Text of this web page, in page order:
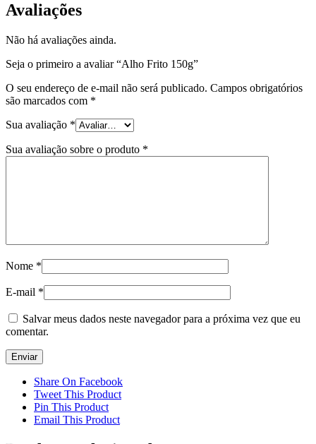
Avaliações
Não há avaliações ainda.
Seja o primeiro a avaliar “Alho Frito 150g”
O seu endereço de e-mail não será publicado. Campos obrigatórios
são marcados com *
Sua avaliação *
Sua avaliação sobre o produto *
Nome *
E-mail *
Salvar meus dados neste navegador para a próxima vez que eu
comentar.
Share On Facebook
Tweet This Product
Pin This Product
Email This Product